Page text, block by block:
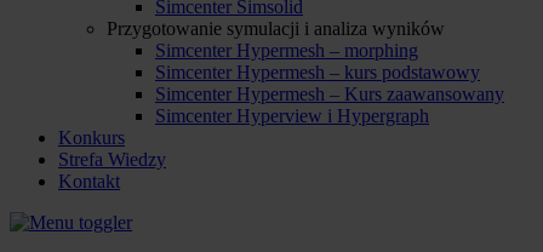
Simcenter Simsolid
Przygotowanie symulacji i analiza wyników
Simcenter Hypermesh – morphing
Simcenter Hypermesh – kurs podstawowy
Simcenter Hypermesh – Kurs zaawansowany
Simcenter Hyperview i Hypergraph
Konkurs
Strefa Wiedzy
Kontakt